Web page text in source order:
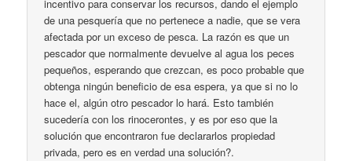
incentivo para conservar los recursos, dando el ejemplo
de una pesquería que no pertenece a nadie, que se vera
afectada por un exceso de pesca. La razón es que un
pescador que normalmente devuelve al agua los peces
pequeños, esperando que crezcan, es poco probable que
obtenga ningún beneficio de esa espera, ya que si no lo
hace el, algún otro pescador lo hará. Esto también
sucedería con los rinocerontes, y es por eso que la
solución que encontraron fue declararlos propiedad
privada, pero es en verdad una solución?.